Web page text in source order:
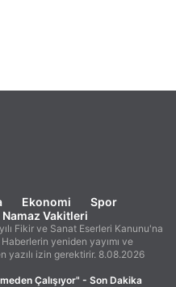
Ekonomi
Spor
Namaz Vakitleri
Fikir ve Sanat Eserleri Kanunu'na
yeniden yayımı ve
yazılı izin gerektirir. 8.08.2026
Çalışıyor" - Son Dakika